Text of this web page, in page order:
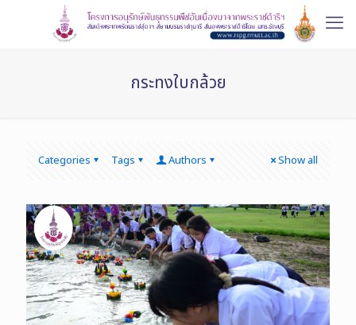
กระทงใบกล้วย
Categories Tags Authors Show all